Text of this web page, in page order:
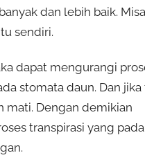
dan lebih baik.
sendiri.
dapat mengurangi
stomata daun. Dan jika
mati. Dengan demikian
transpirasi yang